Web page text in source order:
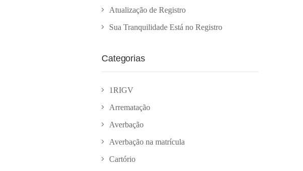
Atualização de Registro
Sua Tranquilidade Está no Registro
Categorias
1RIGV
Arrematação
Averbação
Averbação na matrícula
Cartório